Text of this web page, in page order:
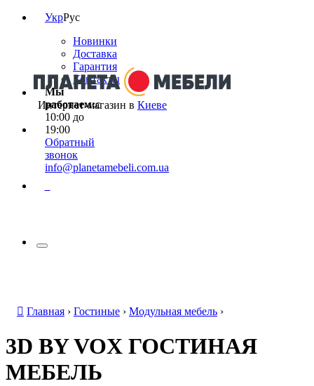
УкрРус
Новинки
Доставка
Гарантия
Контакты
Мы
работаем:с
10:00 до
19:00
Обратный
звонок
info@planetamebeli.com.ua
Интернет-магазин в Киеве
Главная › Гостиные › Модульная мебель ›
3D BY VOX ГОСТИНАЯ
МЕБЕЛЬ